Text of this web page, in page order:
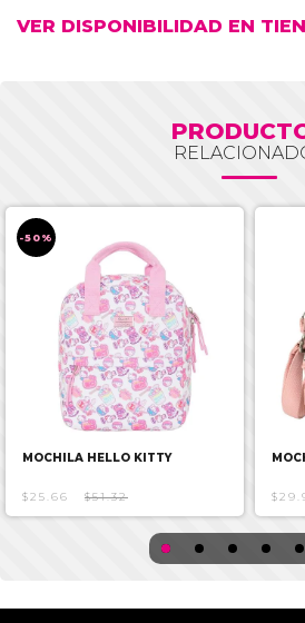
VER DISPONIBILIDAD EN
-50%
MOCHILA HELLO KITTY
$25.66 $51.32